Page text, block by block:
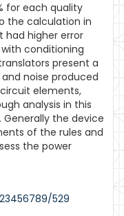
for each quality
the calculation in
had higher error
conditioning
present a
noise produced
elements,
analysis in this
the device
of the rules and
the power
529